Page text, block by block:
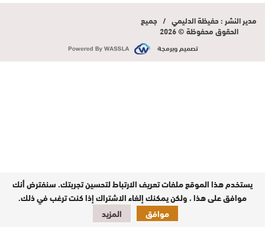
مدير النشر : حفيظة الدليمي / جميع
الحقوق محفوظة © 2026
تصميم وبرمجة
يستخدم هذا الموقع ملفات تعريف الارتباط لتحسين تجربتك. سنفترض أنك
موافق على هذا ، ولكن يمكنك إلغاء الاشتراك إذا كنت ترغب في ذلك.
موافق
المزيد